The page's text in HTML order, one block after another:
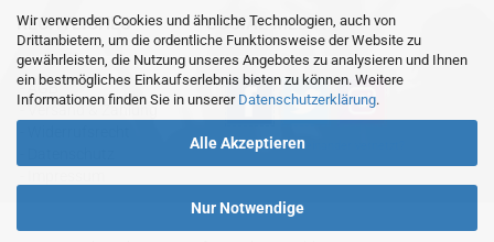
Wir verwenden Cookies und ähnliche Technologien, auch von
Drittanbietern, um die ordentliche Funktionsweise der Website zu
gewährleisten, die Nutzung unseres Angebotes zu analysieren und Ihnen
ein bestmögliches Einkaufserlebnis bieten zu können. Weitere
Informationen finden Sie in unserer Datenschutzerklärung.
Alle Akzeptieren
Nur Notwendige
RECHTLICHES
-AGB
-Versand & Zahlung
SOCIAL MEDIA
Sind wir schonmiteinander vernetzt?